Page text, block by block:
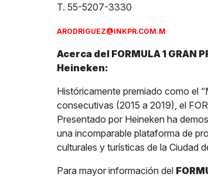
T. 55-5207-3330
ARODRIGUEZ@INKPR.COM.M
Acerca del FORMULA 1 GRAN
Heineken:
Históricamente premiado como el
consecutivas (2015 a 2019), el
Presentado por Heineken ha
una incomparable plataforma de
culturales y turísticas de la Ciudad
Para mayor información del